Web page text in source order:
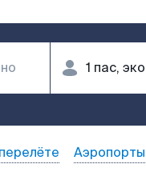
Аэропорты